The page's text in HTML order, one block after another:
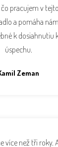
pracujem v
a pomáha
k dosiahnutiu
úspechu.
Zeman
více než tři roky.